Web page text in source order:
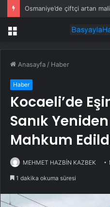
Menü
Anasayfa / Haber
Haber
Kocaeli’de
Sanık Yeniden
Mahkum
MEHMET HAZBİN KAZBEK
1 dakika okuma süresi